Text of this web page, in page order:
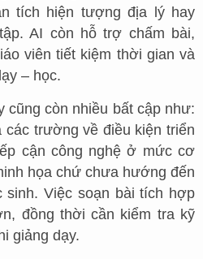
tích hiện tượng địa lý hay
AI còn hỗ trợ chấm bài,
viên tiết kiệm thời gian và
– học.
cũng còn nhiều bất cập như:
trường về điều kiện triển
cận công nghệ ở mức cơ
họa chứ chưa hướng đến
sinh. Việc soạn bài tích hợp
đồng thời cần kiểm tra kỹ
giảng dạy.